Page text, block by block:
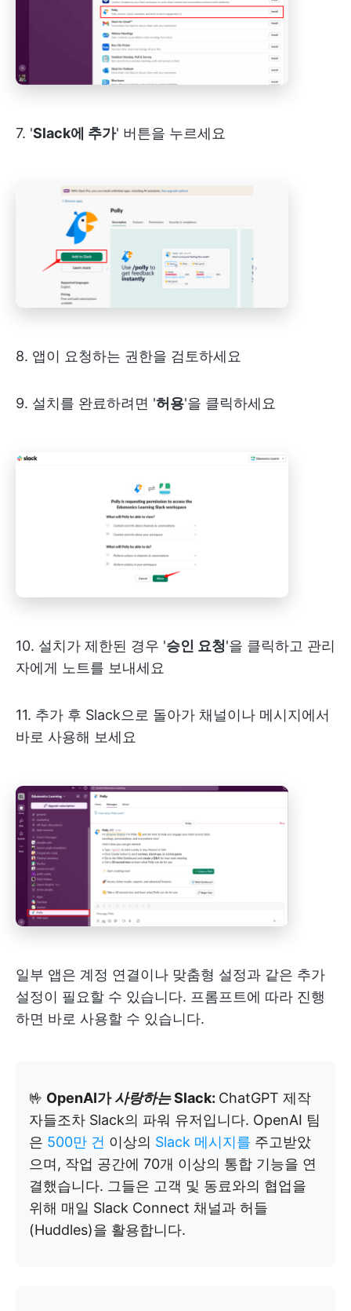
7. 'Slack에 추가' 버튼을 누르세요
8. 앱이 요청하는 권한을 검토하세요
9. 설치를 완료하려면 '허용'을 클릭하세요
10. 설치가 제한된 경우 '승인 요청'을 클릭하고 관리
자에게 노트를 보내세요
11. 추가 후 Slack으로 돌아가 채널이나 메시지에서
바로 사용해 보세요
일부 앱은 계정 연결이나 맞춤형 설정과 같은 추가
설정이 필요할 수 있습니다. 프롬프트에 따라 진행
하면 바로 사용할 수 있습니다.
🤟 OpenAI가사랑하는Slack: ChatGPT 제작
자들조차 Slack의 파워 유저입니다. OpenAI 팀
은 500만 건 이상의 Slack 메시지를 주고받았
으며, 작업 공간에 70개 이상의 통합 기능을 연
결했습니다. 그들은 고객 및 동료와의 협업을
위해 매일 Slack Connect 채널과 허들
(Huddles)을 활용합니다.